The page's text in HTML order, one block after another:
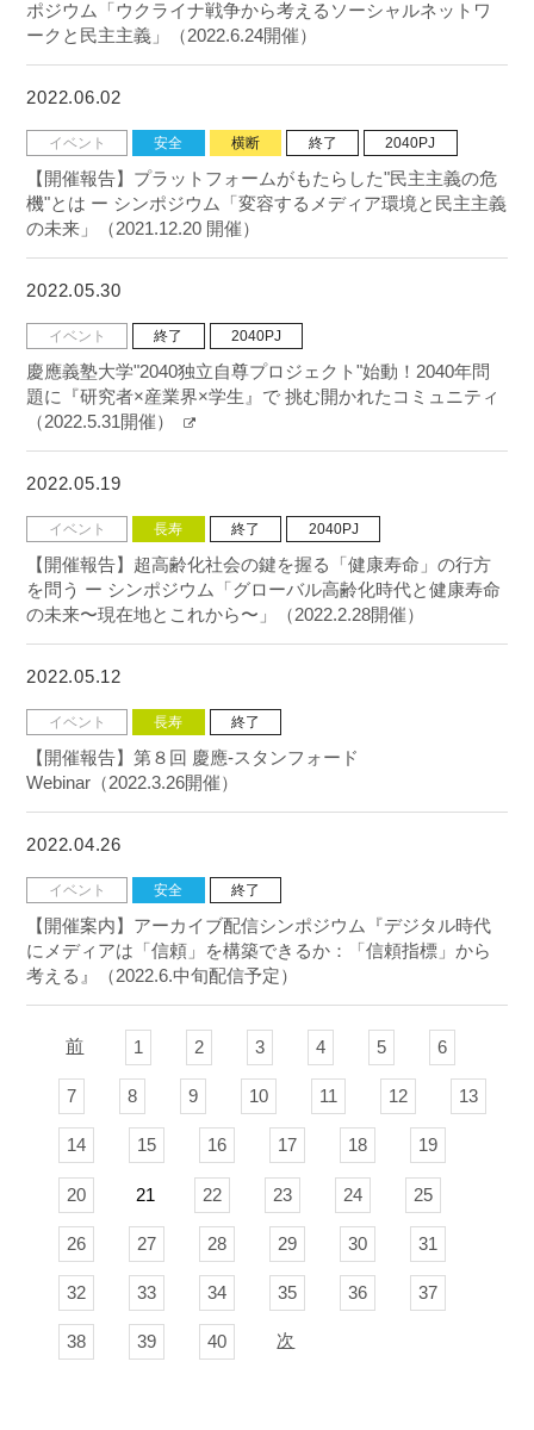
ポジウム「ウクライナ戦争から考えるソーシャルネットワ
ークと民主主義」（2022.6.24開催）
2022.06.02
イベント 安全 横断 終了 2040PJ
【開催報告】プラットフォームがもたらした"民主主義の危
機"とは ー シンポジウム「変容するメディア環境と民主主義
の未来」（2021.12.20 開催）
2022.05.30
イベント 終了 2040PJ
慶應義塾大学"2040独立自尊プロジェクト"始動！2040年問
題に『研究者×産業界×学生』で 挑む開かれたコミュニティ
（2022.5.31開催）
2022.05.19
イベント 長寿 終了 2040PJ
【開催報告】超高齢化社会の鍵を握る「健康寿命」の行方
を問う ー シンポジウム「グローバル高齢化時代と健康寿命
の未来〜現在地とこれから〜」（2022.2.28開催）
2022.05.12
イベント 長寿 終了
【開催報告】第８回 慶應-スタンフォード
Webinar（2022.3.26開催）
2022.04.26
イベント 安全 終了
【開催案内】アーカイブ配信シンポジウム『デジタル時代
にメディアは「信頼」を構築できるか：「信頼指標」から
考える』（2022.6.中旬配信予定）
前 1 2 3 4 5 6
7 8 9 10 11 12 13
14 15 16 17 18 19
20 21 22 23 24 25
26 27 28 29 30 31
32 33 34 35 36 37
38 39 40 次